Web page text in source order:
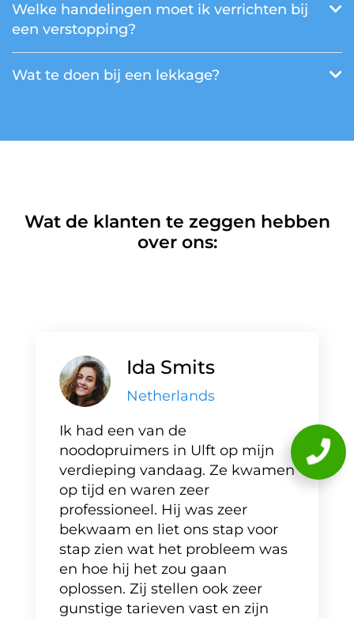
Welke handelingen moet ik verrichten bij
een verstopping?
Wat te doen bij een lekkage?
Wat de klanten te zeggen hebben
over ons:
Ida Smits
Netherlands
Ik had een van de
noodopruimers in Ulft op mijn
verdieping vandaag. Ze kwamen
op tijd en waren zeer
professioneel. Hij was zeer
bekwaam en liet ons stap voor
stap zien wat het probleem was
en hoe hij het zou gaan
oplossen. Zij stellen ook zeer
gunstige tarieven vast en zijn